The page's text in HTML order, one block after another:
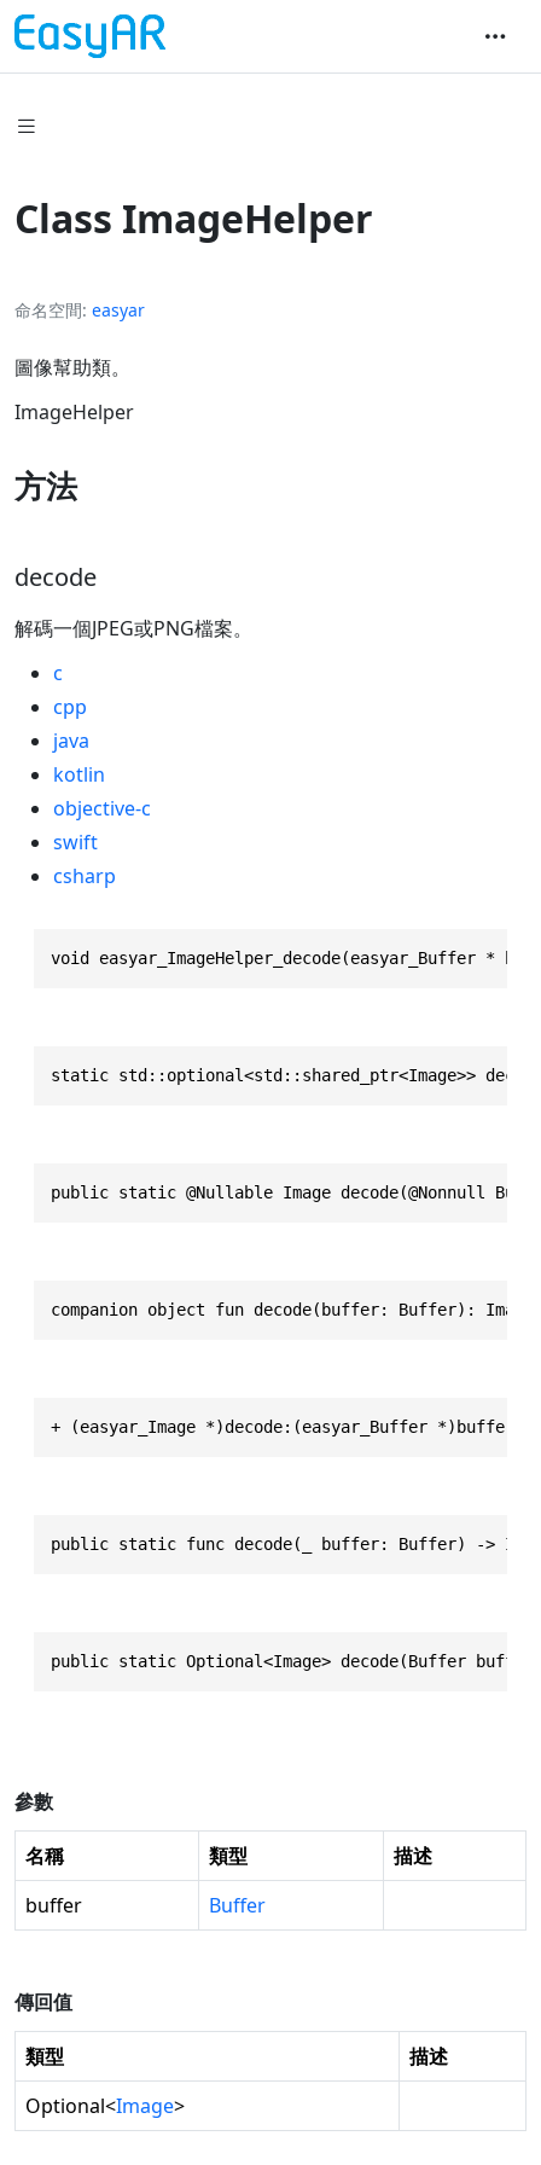
Class ImageHelper
命名空間 easyar
圖像幫助類。
ImageHelper
方法
decode
解碼一個JPEG或PNG檔案。
c
cpp
java
kotlin
objective-c
swift
csharp
void easyar_ImageHelper_decode(easyar_Buffer *
static std::optional<std::shared_ptr<Image>>
public static @Nullable Image decode(@Nonnull
companion object fun decode(buffer: Buffer):
+ (easyar_Image *)decode:(easyar_Buffer *)buffer
public static func decode(_ buffer: Buffer) ->
public static Optional<Image> decode(Buffer
參數
名稱 類型
描述
buffer
Buffer
傳回值
類型
描述
Optional<Image>